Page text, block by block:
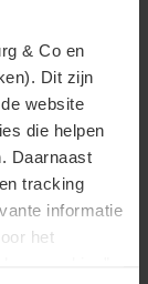
& Co en
Dit zijn
website
die helpen
Daarnaast
tracking
informatie
het